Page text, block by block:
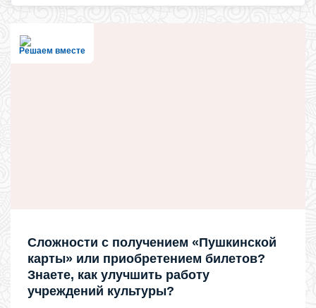
Решаем вместе
Сложности с получением «Пушкинской
карты» или приобретением билетов?
Знаете, как улучшить работу
учреждений культуры?